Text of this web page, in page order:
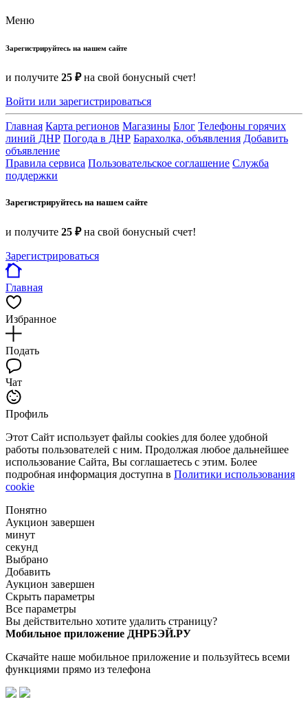
Меню
Зарегистрируйтесь на нашем сайте
и получите 25 ₽на свой бонусный счет!
Войти или зарегистрироваться
Главная Карта регионов Магазины Блог Телефоны горячих
линий ДНР Погода в ДНР Барахолка, объявления Добавить
объявление
Правила сервиса Пользовательское соглашение Служба
поддержки
Зарегистрируйтесь на нашем сайте
и получите 25 ₽на свой бонусный счет!
Зарегистрироваться
Главная
Избранное
Подать
Чат
Профиль
Этот Сайт использует файлы cookies для более удобной
работы пользователей с ним. Продолжая любое дальнейшее
использование Сайта, Вы соглашаетесь с этим. Более
подробная информация доступна в Политики использования
cookie
Понятно
Аукцион завершен
минут
секунд
Выбрано
Добавить
Аукцион завершен
Скрыть параметры
Все параметры
Вы действительно хотите удалить страницу?
Мобильное приложение ДНРБЭЙ.РУ
Скачайте наше мобильное приложение и пользуйтесь всеми
функциями прямо из телефона